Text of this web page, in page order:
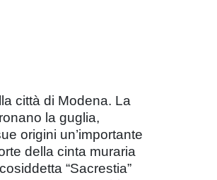
città di Modena. La
la guglia,
origini un’importante
della cinta muraria
“Sacrestia”